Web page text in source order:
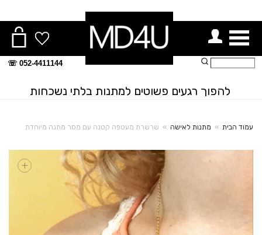
תפריט
052-4411144 ☏
להפוך רגעים פשוטים למתנות בלתי נשכחות
עמוד הבית » מתנות לאישה » שרשרת מעטפה קטנה עם מסר מתנה מיוחדת
+